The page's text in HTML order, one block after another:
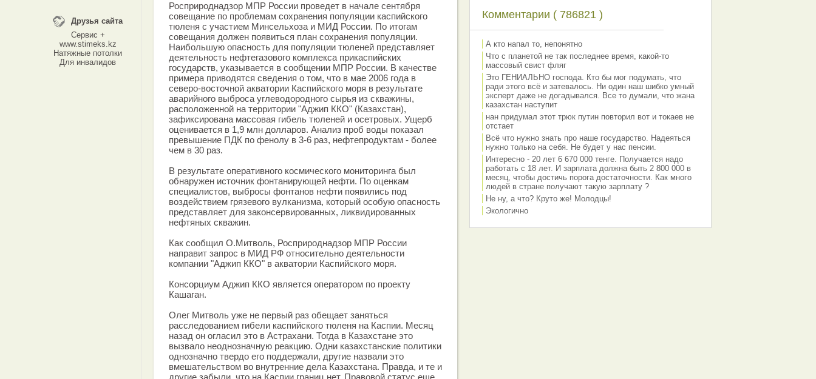
Друзья сайта
Сервис +
www.stimeks.kz
Натяжные потолки
Для инвалидов
Росприроднадзор МПР России проведет в начале сентября
совещание по проблемам сохранения популяции каспийского
тюленя с участием Минсельхоза и МИД России. По итогам
совещания должен появиться план сохранения популяции.
Наибольшую опасность для популяции тюленей представляет
деятельность нефтегазового комплекса прикаспийских
государств, указывается в сообщении МПР России. В качестве
примера приводятся сведения о том, что в мае 2006 года в
северо-восточной акватории Каспийского моря в результате
аварийного выброса углеводородного сырья из скважины,
расположенной на территории "Аджип ККО" (Казахстан),
зафиксирована массовая гибель тюленей и осетровых. Ущерб
оценивается в 1,9 млн долларов. Анализ проб воды показал
превышение ПДК по фенолу в 3-6 раз, нефтепродуктам - более
чем в 30 раз.
В результате оперативного космического мониторинга был
обнаружен источник фонтанирующей нефти. По оценкам
специалистов, выбросы фонтанов нефти появились под
воздействием грязевого вулканизма, который особую опасность
представляет для законсервированных, ликвидированных
нефтяных скважин.
Как сообщил О.Митволь, Росприроднадзор МПР России
направит запрос в МИД РФ относительно деятельности
компании "Аджип ККО" в акватории Каспийского моря.
Консорциум Аджип ККО является оператором по проекту
Кашаган.
Олег Митволь уже не первый раз обещает заняться
расследованием гибели каспийского тюленя на Каспии. Месяц
назад он огласил это в Астрахани. Тогда в Казахстане это
вызвало неоднозначную реакцию. Одни казахстанские политики
однозначно твердо его поддержали, другие назвали это
вмешательством во внутренние дела Казахстана. Правда, и те и
другие забыли, что на Каспии границ нет. Правовой статус еще
Комментарии ( 786821 )
А кто напал то, непонятно
Что с планетой не так последнее время, какой-то
массовый свист фляг
Это ГЕНИАЛЬНО господа. Кто бы мог подумать, что
ради этого всё и затевалось. Ни один наш шибко умный
эксперт даже не догадывался. Все то думали, что жана
казахстан наступит
нан придумал этот трюк путин повторил вот и токаев не
отстает
Всё что нужно знать про наше государство. Надеяться
нужно только на себя. Не будет у нас пенсии.
Интересно - 20 лет 6 670 000 тенге. Получается надо
работать с 18 лет. И зарплата должна быть 2 800 000 в
месяц, чтобы достичь порога достаточности. Как много
людей в стране получают такую зарплату ?
Не ну, а что? Круто же! Молодцы!
Экологично